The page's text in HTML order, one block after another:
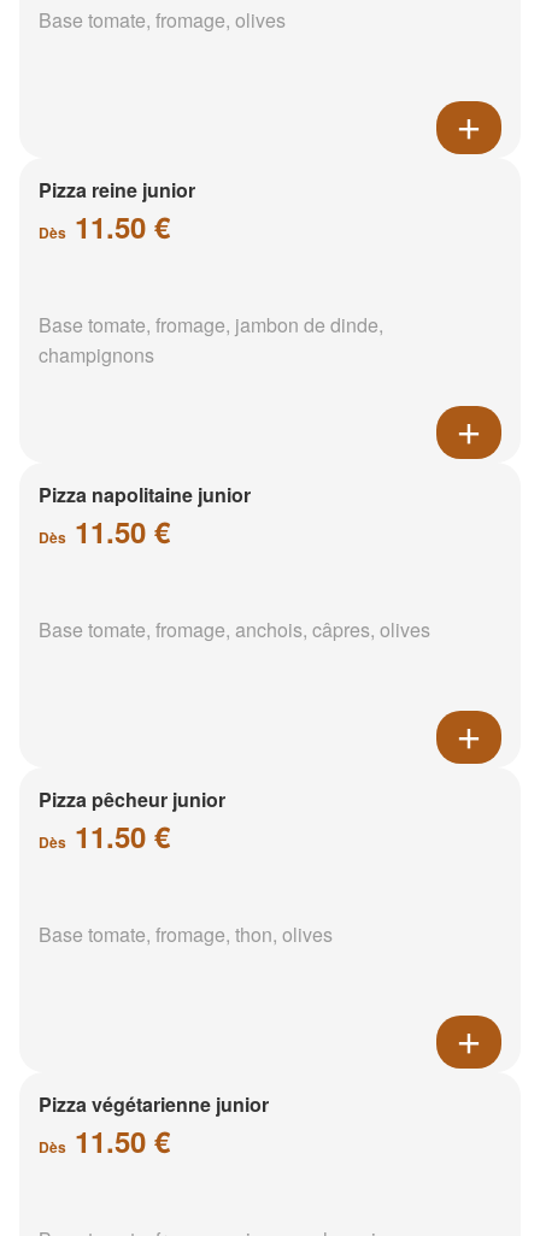
Base tomate, fromage, olives
Pizza reine junior
Dès 11.50 €
Base tomate, fromage, jambon de dinde,
champignons
Pizza napolitaine junior
Dès 11.50 €
Base tomate, fromage, anchois, câpres, olives
Pizza pêcheur junior
Dès 11.50 €
Base tomate, fromage, thon, olives
Pizza végétarienne junior
Dès 11.50 €